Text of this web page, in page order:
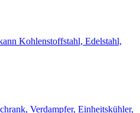
Kohlenstoffstahl, Edelstahl,
Verdampfer, Einheitskühler,